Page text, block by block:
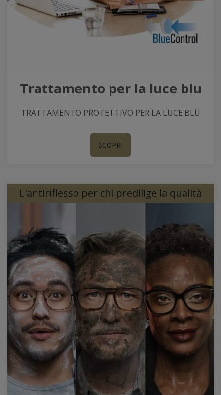
Trattamento per la luce blu
TRATTAMENTO PROTETTIVO PER LA LUCE BLU
SCOPRI
L'antiriflesso per chi predilige la qualità